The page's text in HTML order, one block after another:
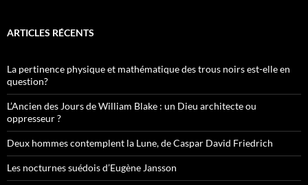
ARTICLES RÉCENTS
La pertinence physique et mathématique des trous noirs est-elle en
question?
L’Ancien des Jours de William Blake : un Dieu architecte ou
oppresseur ?
Deux hommes contemplent la Lune, de Caspar David Friedrich
Les nocturnes suédois d’Eugène Jansson